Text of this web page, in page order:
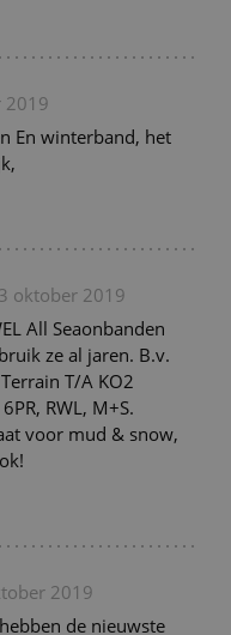
2019
En winterband, het
oktober 2019
All Seaonbanden
ze al jaren. B.v.
T/A KO2
RWL, M+S.
voor mud & snow,
2019
de nieuwste